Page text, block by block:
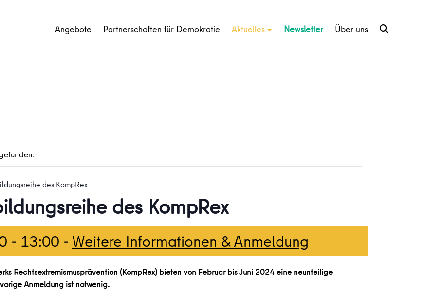
Angebote Partnerschaften für Demokratie Aktuelles Newsletter Über uns
des KompRex
des KompRex
- 13:00 - Weitere Informationen & Anmeldung
Rechtsextremismusprävention (KompRex) bieten von Februar bis Juni 2024 eine neunteilige
Anmeldung ist notwenig.